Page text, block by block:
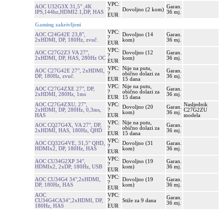
AOC U32G3X 31,5" ,4K
IPS,144hz,HDMI2.1,DP, HAS
VPC:
?
EUR
Dovoljno (2 kom)
Garan.
36 mj.
Gaming zakrivljeni
AOC C24G42E 23,8",
2xHDMI, DP, 180Hz, zvuč.
VPC:
?
EUR
Dovoljno (14
kom)
Garan.
36 mj.
AOC C27G2Z3 VA 27",
2xHDMI, DP, HAS, 280Hz OC
VPC:
?
EUR
Dovoljno (12
kom)
Garan.
36 mj.
AOC C27G42E 27", 2xHDMI,
DP, 180Hz, zvuč.
VPC:
?
EUR
Nije na putu,
obično dolazi za
15 dana
Garan.
36 mj.
AOC C27G4ZXE 27", DP,
2xHDMI, 280Hz, 1ms
VPC:
?
EUR
Nije na putu,
obično dolazi za
15 dana
Garan.
36 mj.
AOC C27G4ZXU, 27",
2xHDMI, DP, 280Hz, 0,3ms,
HAS
VPC:
?
EUR
Dovoljno (20
kom)
Garan.
36 mj.
Nasljednik
C27G2ZU
modela
AOC CQ27G4X, VA 27", DP,
2xHDMI, HAS, 180Hz, QHD
VPC:
?
EUR
Nije na putu,
obično dolazi za
15 dana
Garan.
36 mj.
AOC CQ32G4VE, 31,5" QHD,
HDMIx2, DP, 180Hz, HAS
VPC:
?
EUR
Dovoljno (31
kom)
Garan.
36 mj.
AOC CU34G2XP 34",
HDMIx2, 2xDP, 180Hz, USB
VPC:
?
EUR
Dovoljno (19
kom)
Garan.
36 mj.
AOC CU34G4 34",2xHDMI,
DP, 180Hz, HAS
VPC:
?
EUR
Dovoljno (19
kom)
Garan.
36 mj.
AOC
CU34G4CA34",2xHDMI, DP,
180Hz, HAS
VPC:
?
EUR
Stiže za 9 dana
Garan.
36 mj.